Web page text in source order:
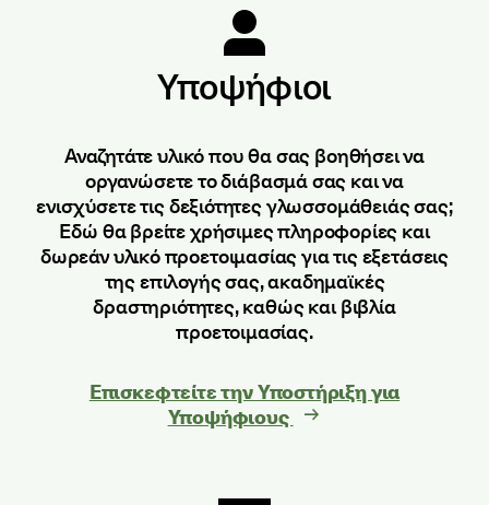
Υποψήφιοι
Αναζητάτε υλικό που θα σας βοηθήσει να
οργανώσετε το διάβασμά σας και να
ενισχύσετε τις δεξιότητες γλωσσομάθειάς σας;
Εδώ θα βρείτε χρήσιμες πληροφορίες και
δωρεάν υλικό προετοιμασίας για τις εξετάσεις
της επιλογής σας, ακαδημαϊκές
δραστηριότητες, καθώς και βιβλία
προετοιμασίας.
Επισκεφτείτε την Υποστήριξη για
Υποψήφιους